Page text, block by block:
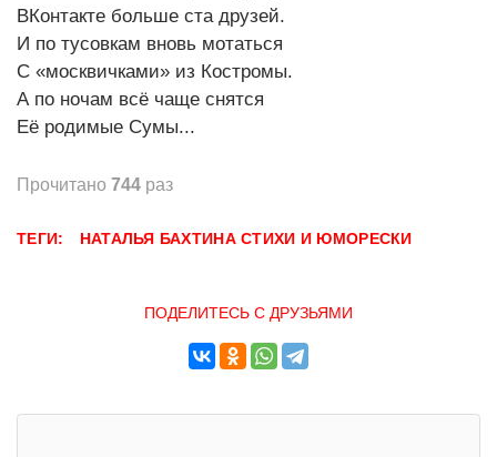
ВКонтакте больше ста друзей.
И по тусовкам вновь мотаться
С «москвичками» из Костромы.
А по ночам всё чаще снятся
Её родимые Сумы...
Прочитано 744 раз
ТЕГИ: НАТАЛЬЯ БАХТИНА СТИХИ И ЮМОРЕСКИ
ПОДЕЛИТЕСЬ С ДРУЗЬЯМИ